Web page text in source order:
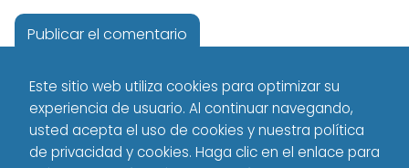
Este sitio web utiliza cookies para optimizar su
experiencia de usuario. Al continuar navegando,
usted acepta el uso de cookies y nuestra política
de privacidad y cookies. Haga clic en el enlace para